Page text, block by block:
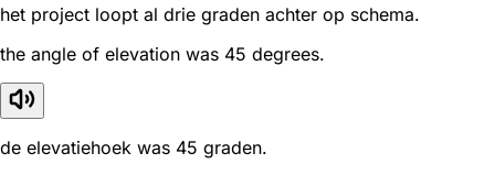
het project loopt al drie graden achter op schema.
the angle of elevation was 45 degrees.
de elevatiehoek was 45 graden.